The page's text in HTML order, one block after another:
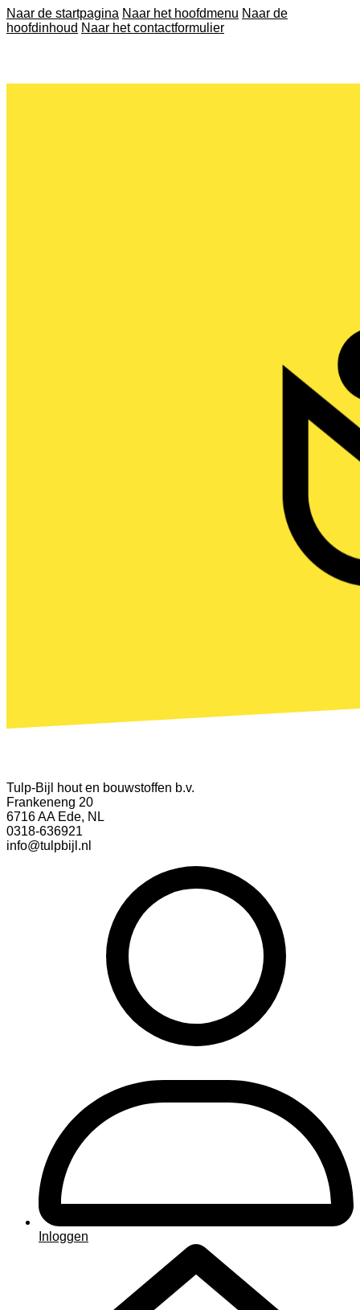
Naar de startpagina Naar het hoofdmenu Naar de
hoofdinhoud Naar het contactformulier
Tulp-Bijl hout en bouwstoffen b.v.
Frankeneng 20
6716 AA Ede, NL
0318-636921
info@tulpbijl.nl
Inloggen